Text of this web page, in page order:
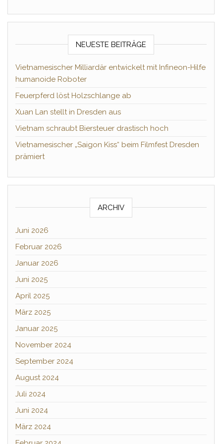
NEUESTE BEITRÄGE
Vietnamesischer Milliardär entwickelt mit Infineon-Hilfe
humanoide Roboter
Feuerpferd löst Holzschlange ab
Xuan Lan stellt in Dresden aus
Vietnam schraubt Biersteuer drastisch hoch
Vietnamesischer „Saigon Kiss“ beim Filmfest Dresden
prämiert
ARCHIV
Juni 2026
Februar 2026
Januar 2026
Juni 2025
April 2025
März 2025
Januar 2025
November 2024
September 2024
August 2024
Juli 2024
Juni 2024
März 2024